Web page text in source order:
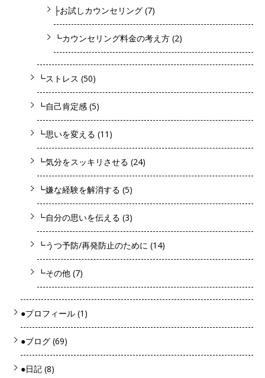
├お試しカウンセリング (7)
┗カウンセリング料金の考え方 (2)
┗ストレス (50)
┗自己肯定感 (5)
┗思いを変える (11)
┗気分をスッキリさせる (24)
┗嫌な経験を解消する (5)
┗自分の思いを伝える (3)
┗うつ予防/再発防止のために (14)
┗その他 (7)
●プロフィール (1)
●ブログ (69)
●日記 (8)